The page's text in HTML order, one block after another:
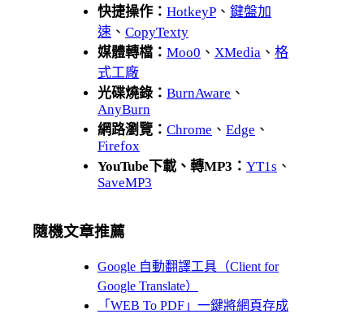
快捷操作： HotkeyP 、 鍵盤加
速 、 CopyTexty
媒體轉檔： Moo0 、 XMedia 、 格
式工廠
光碟燒錄： BurnAware 、
AnyBurn
網路瀏覽： Chrome 、 Edge 、
Firefox
YouTube下載、轉MP3： YT1s 、
SaveMP3
隨機文章推薦
Google 自動翻譯工具（Client for
Google Translate）
「WEB To PDF」一鍵將網頁存成